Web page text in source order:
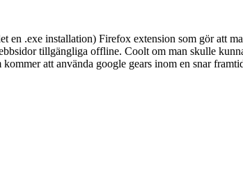
en .exe installation) Firefox extension som gör att
tillgängliga offline. Coolt om man skulle
att använda google gears inom en snar